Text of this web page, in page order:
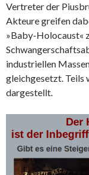
Vertreter der
Akteure greifen
»Baby-Holocaust«
industriellen
gleichgesetzt. Teils
dargestellt.